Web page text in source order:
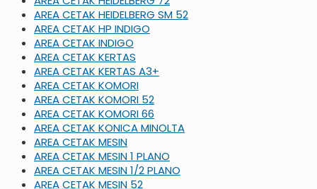
AREA CETAK HEIDELBERG SM 52
AREA CETAK HP INDIGO
AREA CETAK INDIGO
AREA CETAK KERTAS
AREA CETAK KERTAS A3+
AREA CETAK KOMORI
AREA CETAK KOMORI 52
AREA CETAK KOMORI 66
AREA CETAK KONICA MINOLTA
AREA CETAK MESIN
AREA CETAK MESIN 1 PLANO
AREA CETAK MESIN 1/2 PLANO
AREA CETAK MESIN 52